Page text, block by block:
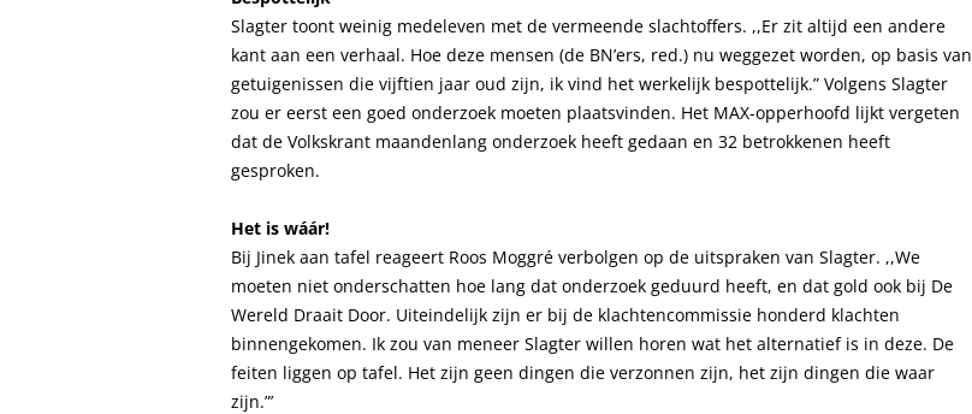
Slagter toont weinig medeleven met de vermeende slachtoffers. ,,Er zit altijd een andere
kant aan een verhaal. Hoe deze mensen (de BN’ers, red.) nu weggezet worden, op basis van
getuigenissen die vijftien jaar oud zijn, ik vind het werkelijk bespottelijk.” Volgens Slagter
zou er eerst een goed onderzoek moeten plaatsvinden. Het MAX-opperhoofd lijkt vergeten
dat de Volkskrant maandenlang onderzoek heeft gedaan en 32 betrokkenen heeft
gesproken.
Het is wáár!
Bij Jinek aan tafel reageert Roos Moggré verbolgen op de uitspraken van Slagter. ,,We
moeten niet onderschatten hoe lang dat onderzoek geduurd heeft, en dat gold ook bij De
Wereld Draait Door. Uiteindelijk zijn er bij de klachtencommissie honderd klachten
binnengekomen. Ik zou van meneer Slagter willen horen wat het alternatief is in deze. De
feiten liggen op tafel. Het zijn geen dingen die verzonnen zijn, het zijn dingen die waar
zijn.”’